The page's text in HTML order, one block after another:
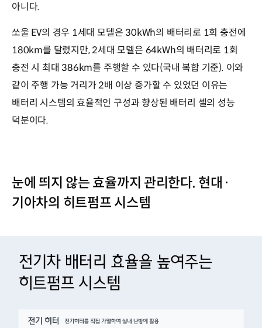
아니다.
쏘울 EV의 경우 1세대 모델은 30kWh의 배터리로 1회 충전에
180km를 달렸지만, 2세대 모델은 64kWh의 배터리로 1회
충전 시 최대 386km를 주행할 수 있다(국내 복합 기준). 이와
같이 주행 가능 거리가 2배 이상 증가할 수 있었던 이유는
배터리 시스템의 효율적인 구성과 향상된 배터리 셀의 성능
덕분이다.
눈에 띄지 않는 효율까지 관리한다. 현대·
기아차의 히트펌프 시스템